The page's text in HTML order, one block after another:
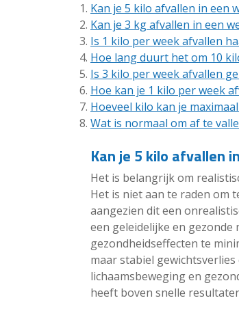
Kan je 5 kilo afvallen in een
Kan je 3 kg afvallen in een
Is 1 kilo per week afvallen
Hoe lang duurt het om 10
Is 3 kilo per week afvallen
Hoe kan je 1 kilo per week
Hoeveel kilo kan je
Wat is normaal om af te
Kan je 5 kilo afvallen
Het is belangrijk om
Het is niet aan te raden om
aangezien dit een
een geleidelijke en
gezondheidseffecten te
maar stabiel
lichaamsbeweging en
heeft boven snelle